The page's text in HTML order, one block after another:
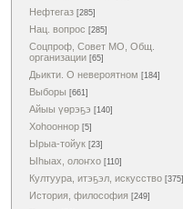
Нефтегаз [285]
Нац. вопрос [285]
Соцпроф, Совет МО, Общ.
организации [65]
Дьикти. О невероятном [184]
Выборы [661]
Айыы үөрэҕэ [140]
Хоһооннор [5]
Ырыа-тойук [23]
Ыһыах, олоҥхо [110]
Култуура, итэҕэл, искусство [375]
История, философия [249]